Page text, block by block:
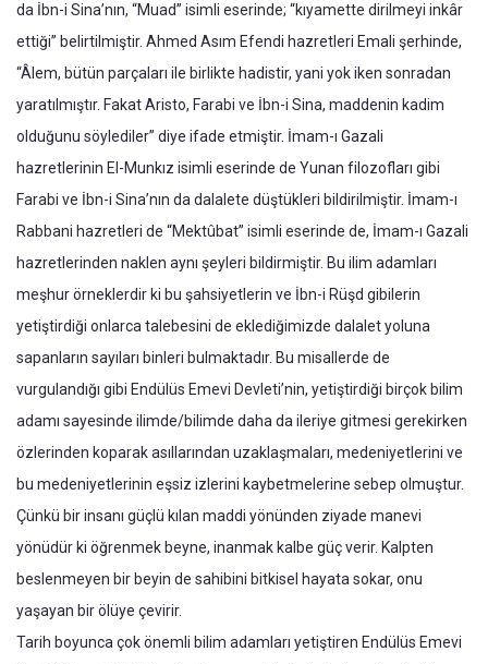
da İbn-i Sina’nın, “Muad” isimli eserinde; “kıyamette dirilmeyi inkâr
ettiği” belirtilmiştir. Ahmed Asım Efendi hazretleri Emali şerhinde,
“Âlem, bütün parçaları ile birlikte hadistir, yani yok iken sonradan
yaratılmıştır. Fakat Aristo, Farabi ve İbn-i Sina, maddenin kadim
olduğunu söylediler” diye ifade etmiştir. İmam-ı Gazali
hazretlerinin El-Munkız isimli eserinde de Yunan filozofları gibi
Farabi ve İbn-i Sina’nın da dalalete düştükleri bildirilmiştir. İmam-ı
Rabbani hazretleri de “Mektûbat” isimli eserinde de, İmam-ı Gazali
hazretlerinden naklen aynı şeyleri bildirmiştir. Bu ilim adamları
meşhur örneklerdir ki bu şahsiyetlerin ve İbn-i Rüşd gibilerin
yetiştirdiği onlarca talebesini de eklediğimizde dalalet yoluna
sapanların sayıları binleri bulmaktadır. Bu misallerde de
vurgulandığı gibi Endülüs Emevi Devleti’nin, yetiştirdiği birçok bilim
adamı sayesinde ilimde/bilimde daha da ileriye gitmesi gerekirken
özlerinden koparak asıllarından uzaklaşmaları, medeniyetlerini ve
bu medeniyetlerinin eşsiz izlerini kaybetmelerine sebep olmuştur.
Çünkü bir insanı güçlü kılan maddi yönünden ziyade manevi
yönüdür ki öğrenmek beyne, inanmak kalbe güç verir. Kalpten
beslenmeyen bir beyin de sahibini bitkisel hayata sokar, onu
yaşayan bir ölüye çevirir.
Tarih boyunca çok önemli bilim adamları yetiştiren Endülüs Emevi